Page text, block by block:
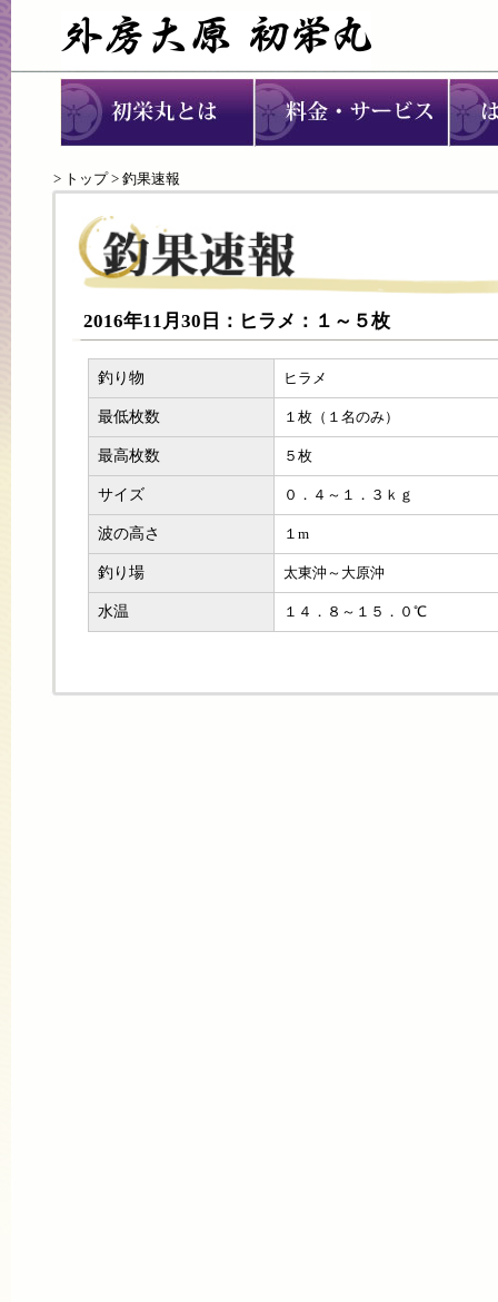
> トップ> 釣果速報
2016年11月30日：ヒラメ：１～５枚
釣り物 ヒラメ
最低枚数 １枚（１名のみ）
最高枚数 ５枚
サイズ ０．４～１．３ｋｇ
波の高さ １m
釣り場 太東沖～大原沖
水温 １４．８～１５．０℃